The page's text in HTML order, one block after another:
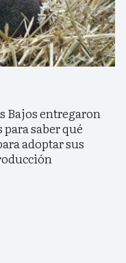
Bajos entregaron
saber qué
adoptar sus